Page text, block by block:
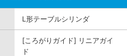
L形テーブルシリンダ
[ころがりガイド] リニアガイ
ド